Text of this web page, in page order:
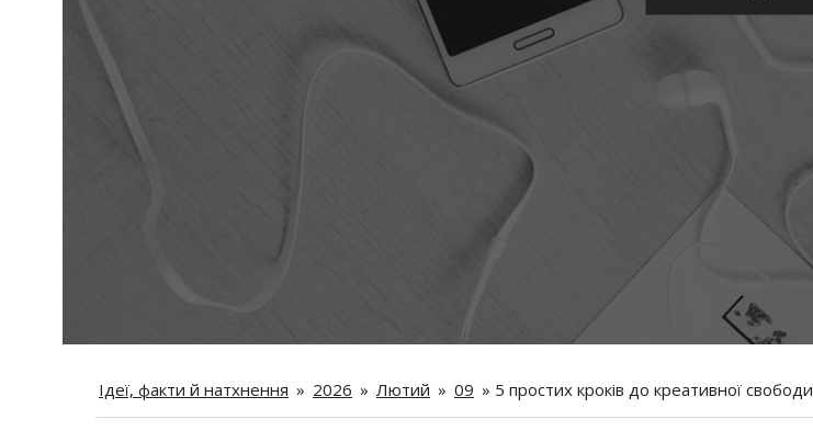
Ідеї, факти й натхнення » 2026 » Лютий » 09 » 5 простих кроків до креативної свободи